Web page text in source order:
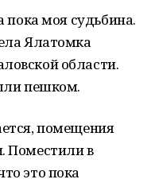
пока моя судьбина.
Ялатомка
области.
пешком.
помещения
Поместили в
это пока